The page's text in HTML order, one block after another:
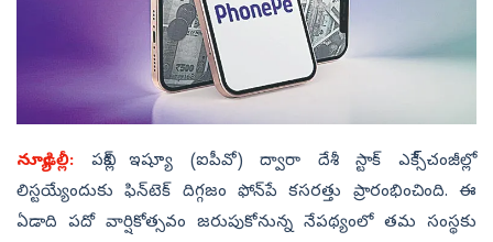
న్యూఢిల్లీ: పబ్లిక్‌ ఇష్యూ (ఐపీవో) ద్వారా దేశీ స్టాక్‌ ఎక్సే్చంజీల్లో
లిస్టయ్యేందుకు ఫిన్‌టెక్‌ దిగ్గజం ఫోన్‌పే కసరత్తు ప్రారంభించింది. ఈ
ఏడాది పదో వార్షికోత్సవం జరుపుకోనున్న నేపథ్యంలో తమ సంస్థకు